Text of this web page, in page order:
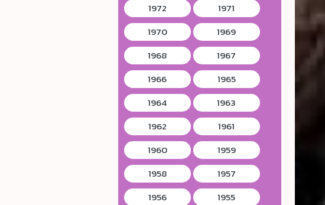
1972
1971
1970
1969
1968
1967
1966
1965
1964
1963
1962
1961
1960
1959
1958
1957
1956
1955